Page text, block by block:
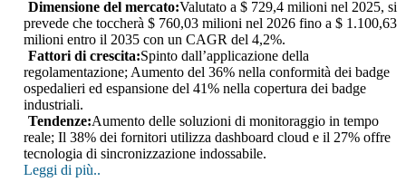
Dimensione del mercato:Valutato a $ 729,4 milioni nel 2025, si
prevede che toccherà $ 760,03 milioni nel 2026 fino a $ 1.100,63
milioni entro il 2035 con un CAGR del 4,2%.
Fattori di crescita:Spinto dall’applicazione della
regolamentazione; Aumento del 36% nella conformità dei badge
ospedalieri ed espansione del 41% nella copertura dei badge
industriali.
Tendenze:Aumento delle soluzioni di monitoraggio in tempo
reale; Il 38% dei fornitori utilizza dashboard cloud e il 27% offre
tecnologia di sincronizzazione indossabile.
Leggi di più..